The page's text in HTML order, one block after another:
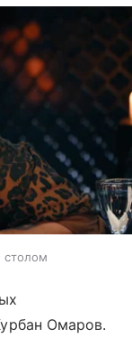
столом
Омаров.